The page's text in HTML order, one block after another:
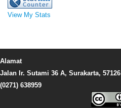
View My Stats
Alamat
Jalan Ir. Sutami 36 A, Surakarta, 57126
(0271) 638959